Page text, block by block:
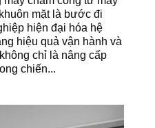
mặt là bước đi
hiện đại hóa hệ
hiệu quả vận hành và
chỉ là nâng cấp
chiến...